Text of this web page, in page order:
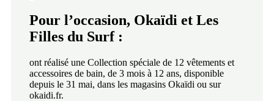
Pour l’occasion, Okaïdi et Les
Filles du Surf :
ont réalisé une Collection spéciale de 12 vêtements et
accessoires de bain, de 3 mois à 12 ans, disponible
depuis le 31 mai, dans les magasins Okaïdi ou sur
okaidi.fr.